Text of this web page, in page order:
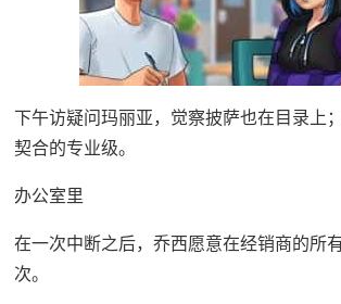
下午访疑问玛丽亚，觉察披萨也在目录上
契合的专业级。
办公室里
在一次中断之后，乔西愿意在经销商的所
次。